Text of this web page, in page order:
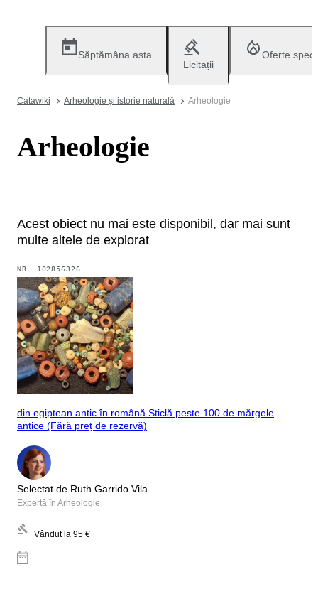
Săptămâna asta
Licitații
Oferte
Catawiki Arheologie și istorie naturală Arheologie
Arheologie
Acest obiect nu mai este disponibil, dar mai sunt
multe altele de explorat
NR. 102856326
din egiptean antic în română Sticlă peste 100 de mărgele
antice (Fără preț de rezervă)
Selectat de Ruth Garrido Vila
Expertă în Arheologie
Vândut la 95 €